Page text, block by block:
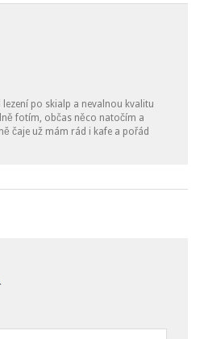
po skialp a nevalnou kvalitu
fotím, občas něco natočím a
čaje už mám rád i kafe a pořád
.